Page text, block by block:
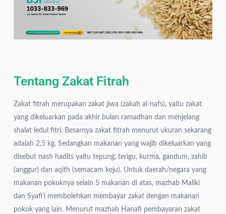
Tentang Zakat Fitrah
Zakat fitrah merupakan zakat jiwa (zakah al-nafs), yaitu zakat
yang dikeluarkan pada akhir bulan ramadhan dan menjelang
shalat iedul fitri. Besarnya zakat fitrah menurut ukuran sekarang
adalah 2,5 kg. Sedangkan makanan yang wajib dikeluarkan yang
disebut nash hadits yaitu tepung, terigu, kurma, gandum, zahib
(anggur) dan aqith (semacam keju). Untuk daerah/negara yang
makanan pokoknya selain 5 makanan di atas, mazhab Maliki
dan Syafi’i membolehkan membayar zakat dengan makanan
pokok yang lain. Menurut mazhab Hanafi pembayaran zakat